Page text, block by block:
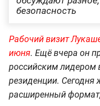
безопасность
Рабочий визит
июня. Ещё вчера он
российским лидером
резиденции. Сегодня
расширенный формат,